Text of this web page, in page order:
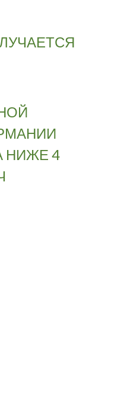
НИЖЕ 4